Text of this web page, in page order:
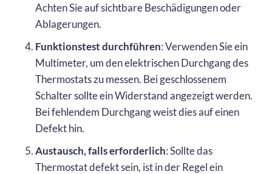
Achten Sie auf sichtbare Beschädigungen oder
Ablagerungen.
Funktionstest durchführen: Verwenden Sie ein
Multimeter, um den elektrischen Durchgang des
Thermostats zu messen. Bei geschlossenem
Schalter sollte ein Widerstand angezeigt werden.
Bei fehlendem Durchgang weist dies auf einen
Defekt hin.
Austausch, falls erforderlich: Sollte das
Thermostat defekt sein, ist in der Regel ein